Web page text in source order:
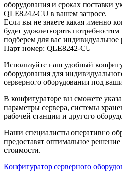
оборудования и сроках поставки
QLE8242-CU в вашем запросе.
Если вы не знаете какая именно
будет удовлетворять
подберем для вас
Парт номер: QLE8242-CU
Используйте наш удобный
оборудования для
серверного оборудования под
В конфигураторе вы сможете
параметры сервера, системы
рабочей станции и другого
Наши специалисты оперативно
предоставят оптимальное
стоимости.
Конфигуратор серверного